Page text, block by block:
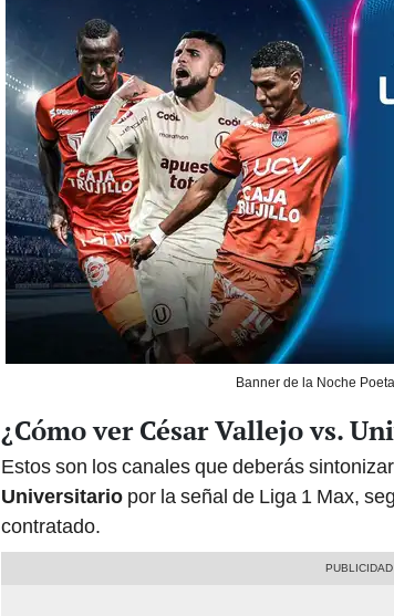
Banner de la Noche
¿Cómo ver César Vallejo vs.
Estos son los canales que deberás
Universitario por la señal de Liga 1 Max,
contratado.